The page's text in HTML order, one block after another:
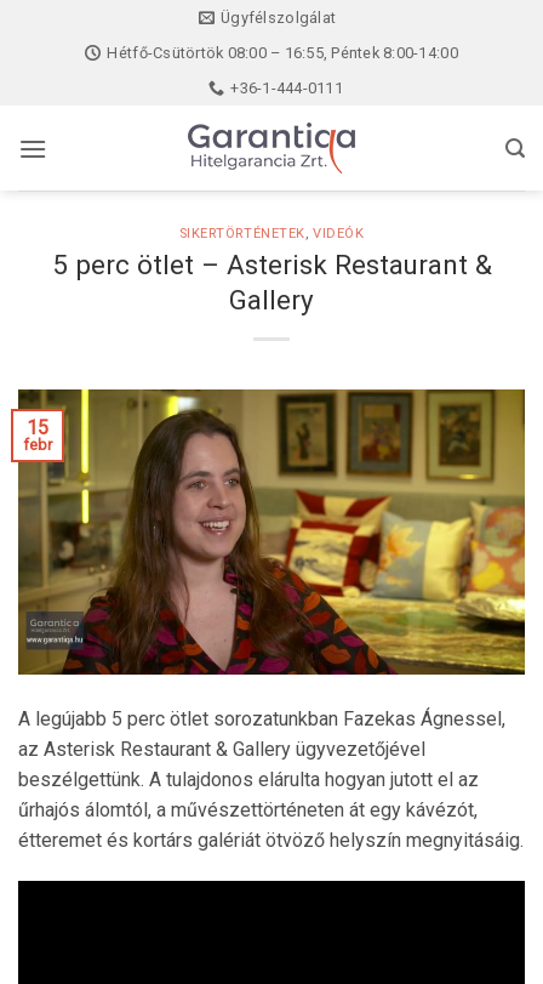
Ügyfélszolgálat
Hétfő-Csütörtök 08:00 – 16:55, Péntek 8:00-14:00
+36-1-444-0111
SIKERTÖRTÉNETEK,VIDEÓK
5 perc ötlet – Asterisk Restaurant &
Gallery
15
febr
A legújabb 5 perc ötlet sorozatunkban Fazekas Ágnessel,
az Asterisk Restaurant & Gallery ügyvezetőjével
beszélgettünk. A tulajdonos elárulta hogyan jutott el az
űrhajós álomtól, a művészettörténeten át egy kávézót,
étteremet és kortárs galériát ötvöző helyszín megnyitásáig.